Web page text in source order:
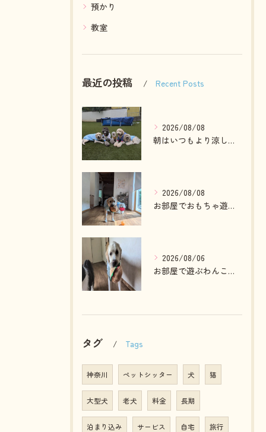
預かり
教室
最近の投稿 Recent Posts
2026/08/08
朝はいつもより涼しかったのでお散歩も行けました😄
2026/08/08
お部屋でおもちゃ遊びしている2ぴき🩷
2026/08/06
お部屋で遊ぶわんこさん💓
タグ Tags
神奈川 ペットシッター 犬 猫
大型犬 老犬 料金 長期
泊まり込み サービス 自宅 旅行